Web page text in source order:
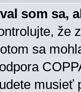
som sa,
že
sa
musieť